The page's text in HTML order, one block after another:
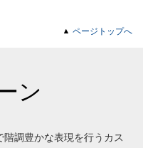
ページトップへ
ン
調豊かな表現を行うカス